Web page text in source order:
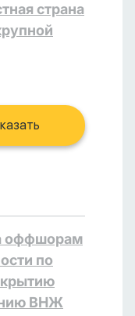
страна
оффшорам
по
ВНЖ